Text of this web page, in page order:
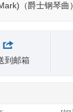
（爵士钢琴曲）
到邮箱